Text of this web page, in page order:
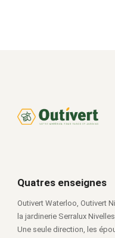
Quatres enseignes
Outivert Waterloo, Outivert
la jardinerie Serralux Nivelles,
Une seule direction, les